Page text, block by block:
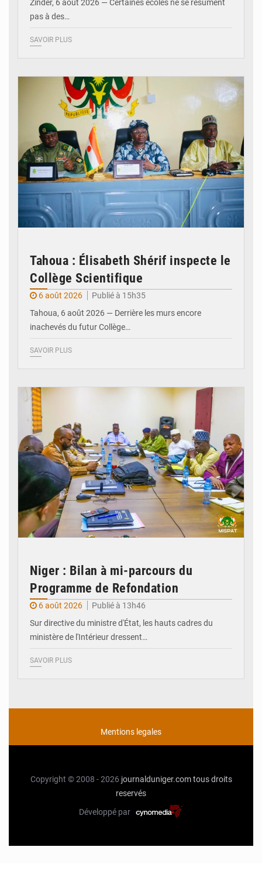
Zinder, 6 août 2026 — Certaines écoles ne se résument
pas à des…
SAVOIR PLUS
Tahoua : Élisabeth Shérif inspecte le
Collège Scientifique
6 août 2026
Publié à 15h35
Tahoua, 6 août 2026 — Derrière les murs encore
inachevés du futur Collège…
SAVOIR PLUS
Niger : Bilan à mi-parcours du
Programme de Refondation
6 août 2026
Publié à 13h46
Sur directive du ministre d'État, les hauts cadres du
ministère de l'Intérieur dressent…
SAVOIR PLUS
Mentions legales
Copyright © 2008 - 2026 journalduniger.com tous droits
reservés
Développé par